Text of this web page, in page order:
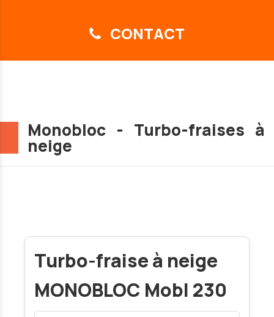
CONTACT
Monobloc - Turbo-fraises à
neige
Turbo-fraise à neige
MONOBLOC Mobl 230